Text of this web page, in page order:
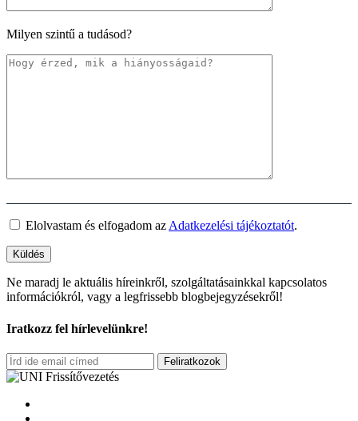
Milyen szintű a tudásod?
Elolvastam és elfogadom azAdatkezelési tájékoztatót.
Ne maradj le aktuális híreinkről, szolgáltatásainkkal kapcsolatos
információkról, vagy a legfrissebb blogbejegyzésekről!
Iratkozz fel hírlevelünkre!
Feliratkozok